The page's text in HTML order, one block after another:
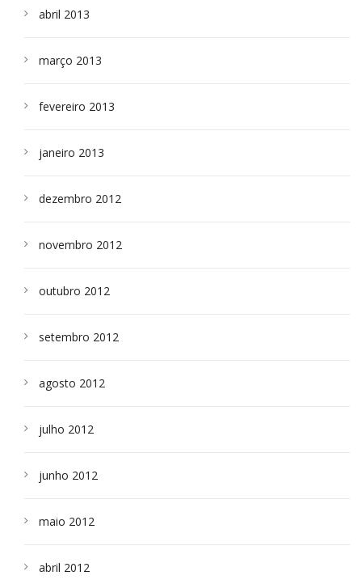
abril 2013
março 2013
fevereiro 2013
janeiro 2013
dezembro 2012
novembro 2012
outubro 2012
setembro 2012
agosto 2012
julho 2012
junho 2012
maio 2012
abril 2012